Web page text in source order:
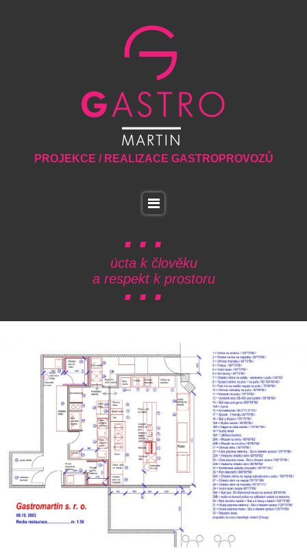
PROJEKCE / REALIZACE GASTROPROVOZŮ
úcta k člověku
a respekt k prostoru